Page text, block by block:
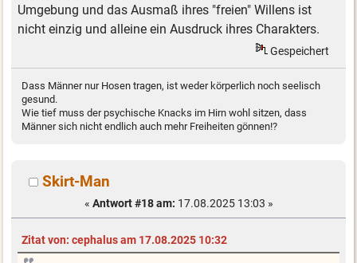
Umgebung und das Ausmaß ihres "freien" Willens ist
nicht einzig und alleine ein Ausdruck ihres Charakters.
Gespeichert
Dass Männer nur Hosen tragen, ist weder körperlich noch seelisch
gesund.
Wie tief muss der psychische Knacks im Hirn wohl sitzen, dass
Männer sich nicht endlich auch mehr Freiheiten gönnen!?
Skirt-Man
« Antwort #18 am: 17.08.2025 13:03 »
Zitat von: cephalus am 17.08.2025 10:32